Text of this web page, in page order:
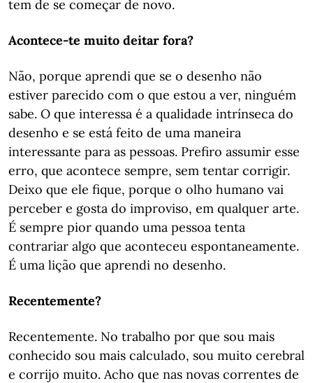
tem de se começar de novo.
Acontece-te muito deitar fora?
Não, porque aprendi que se o desenho não
estiver parecido com o que estou a ver, ninguém
sabe. O que interessa é a qualidade intrínseca do
desenho e se está feito de uma maneira
interessante para as pessoas. Prefiro assumir esse
erro, que acontece sempre, sem tentar corrigir.
Deixo que ele fique, porque o olho humano vai
perceber e gosta do improviso, em qualquer arte.
É sempre pior quando uma pessoa tenta
contrariar algo que aconteceu espontaneamente.
É uma lição que aprendi no desenho.
Recentemente?
Recentemente. No trabalho por que sou mais
conhecido sou mais calculado, sou muito cerebral
e corrijo muito. Acho que nas novas correntes de